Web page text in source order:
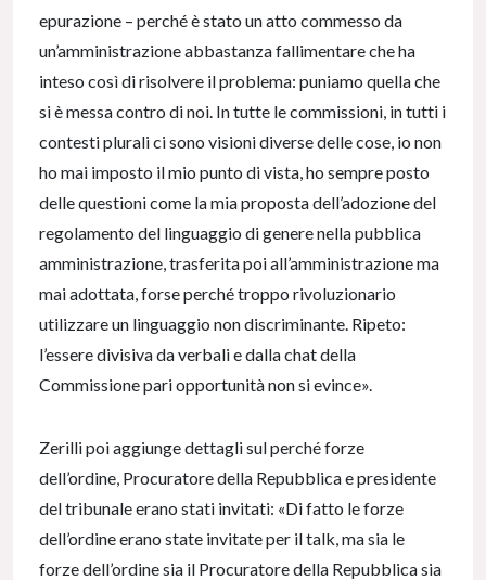
epurazione – perché è stato un atto commesso da
un’amministrazione abbastanza fallimentare che ha
inteso così di risolvere il problema: puniamo quella che
si è messa contro di noi. In tutte le commissioni, in tutti i
contesti plurali ci sono visioni diverse delle cose, io non
ho mai imposto il mio punto di vista, ho sempre posto
delle questioni come la mia proposta dell’adozione del
regolamento del linguaggio di genere nella pubblica
amministrazione, trasferita poi all’amministrazione ma
mai adottata, forse perché troppo rivoluzionario
utilizzare un linguaggio non discriminante. Ripeto:
l’essere divisiva da verbali e dalla chat della
Commissione pari opportunità non si evince».
Zerilli poi aggiunge dettagli sul perché forze
dell’ordine, Procuratore della Repubblica e presidente
del tribunale erano stati invitati: «Di fatto le forze
dell’ordine erano state invitate per il talk, ma sia le
forze dell’ordine sia il Procuratore della Repubblica sia